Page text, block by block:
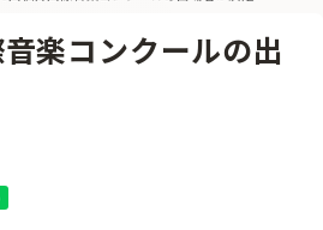
楽コンクールの出